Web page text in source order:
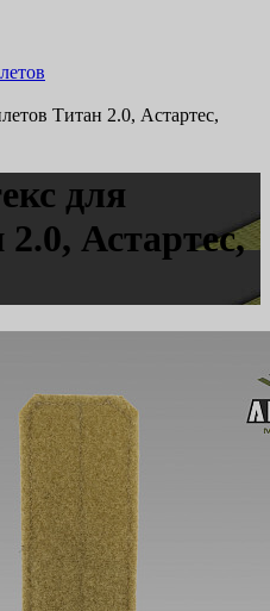
Титан 2.0, Астартес,
для
Астартес,